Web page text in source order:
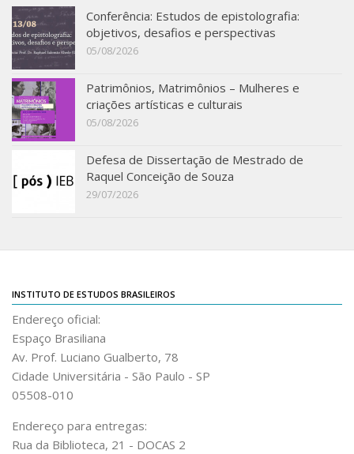
Revista do IEB
English
Collection
History
IEB Archive
IEB Library
IEB Visual Arts Collection
Journal [RIEB]
CRINT
Contact US
Conferência: Estudos de epistolografia:
objetivos, desafios e perspectivas
05/08/2026
Patrimônios, Matrimônios – Mulheres e
criações artísticas e culturais
05/08/2026
Defesa de Dissertação de Mestrado de
Raquel Conceição de Souza
29/07/2026
INSTITUTO DE ESTUDOS BRASILEIROS
Endereço oficial:
Espaço Brasiliana
Av. Prof. Luciano Gualberto, 78
Cidade Universitária - São Paulo - SP
05508-010
Endereço para entregas:
Rua da Biblioteca, 21 - DOCAS 2